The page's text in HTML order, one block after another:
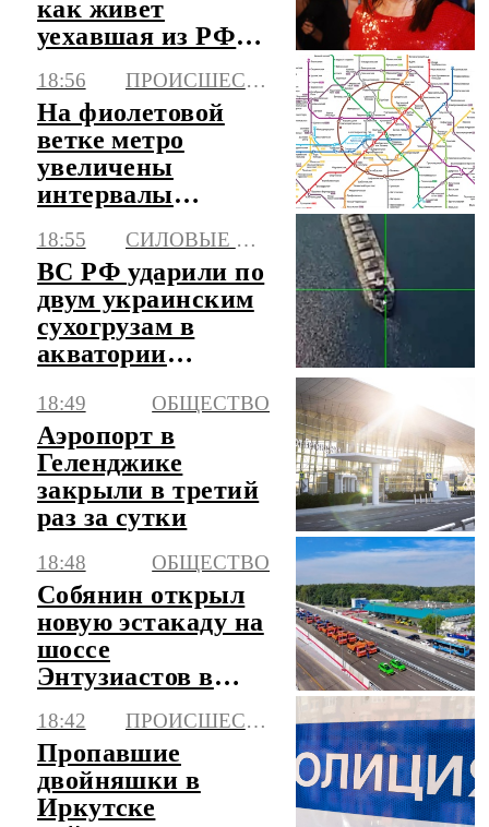
как живет
уехавшая из РФ
18:56 ПРОИСШЕСТВИЯ
На фиолетовой
ветке метро
увеличены
интервалы
человека на пути
18:55 СИЛОВЫЕ СТРУКТУРЫ
ВС РФ ударили по
двум украинским
сухогрузам в
акватории
18:49 ОБЩЕСТВО
Аэропорт в
Геленджике
закрыли в третий
раз за сутки
18:48 ОБЩЕСТВО
Собянин открыл
новую эстакаду на
шоссе
Энтузиастов в
18:42 ПРОИСШЕСТВИЯ
Пропавшие
двойняшки в
Иркутске